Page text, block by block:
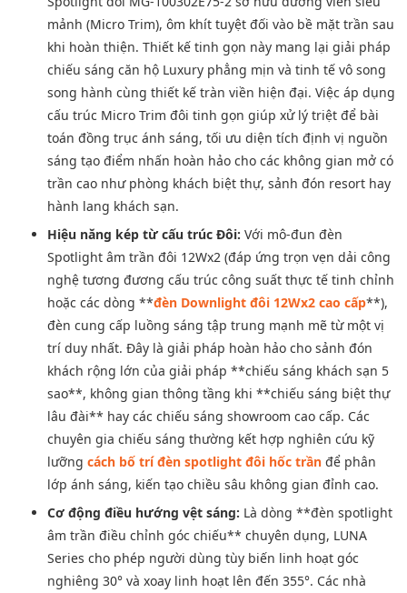
mảnh (Micro Trim), ôm khít tuyệt đối vào bề mặt trần sau
khi hoàn thiện. Thiết kế tinh gọn này mang lại giải pháp
chiếu sáng căn hộ Luxury phẳng mịn và tinh tế vô song
song hành cùng thiết kế tràn viền hiện đại. Việc áp dụng
cấu trúc Micro Trim đôi tinh gọn giúp xử lý triệt để bài
toán đồng trục ánh sáng, tối ưu diện tích định vị nguồn
sáng tạo điểm nhấn hoàn hảo cho các không gian mở có
trần cao như phòng khách biệt thự, sảnh đón resort hay
hành lang khách sạn.
Hiệu năng kép từ cấu trúc Đôi: Với mô-đun đèn
Spotlight âm trần đôi 12Wx2 (đáp ứng trọn vẹn dải công
nghệ tương đương cấu trúc công suất thực tế tinh chỉnh
hoặc các dòng **đèn Downlight đôi 12Wx2 cao cấp**),
đèn cung cấp luồng sáng tập trung mạnh mẽ từ một vị
trí duy nhất. Đây là giải pháp hoàn hảo cho sảnh đón
khách rộng lớn của giải pháp **chiếu sáng khách sạn 5
sao**, không gian thông tầng khi **chiếu sáng biệt thự
lâu đài** hay các chiếu sáng showroom cao cấp. Các
chuyên gia chiếu sáng thường kết hợp nghiên cứu kỹ
lưỡng cách bố trí đèn spotlight đôi hốc trần để phân
lớp ánh sáng, kiến tạo chiều sâu không gian đỉnh cao.
Cơ động điều hướng vệt sáng: Là dòng **đèn spotlight
âm trần điều chỉnh góc chiếu** chuyên dụng, LUNA
Series cho phép người dùng tùy biến linh hoạt góc
nghiêng 30° và xoay linh hoạt lên đến 355°. Các nhà